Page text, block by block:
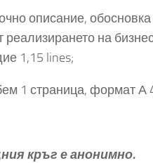
описание,
реализирането на
1,15 lines;
1 страница, формат А
кръг е анонимно.